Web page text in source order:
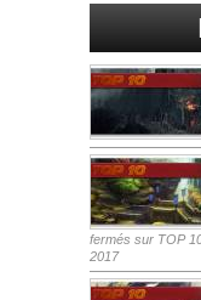
fermés sur TOP
2017